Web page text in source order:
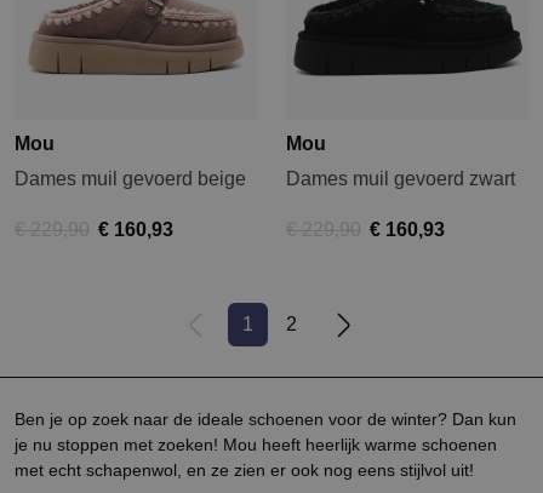
Ben je op zoek naar de ideale schoenen voor de winter? Dan kun
je nu stoppen met zoeken! Mou heeft heerlijk warme schoenen
met echt schapenwol, en ze zien er ook nog eens stijlvol uit!
Mou
Dames muil gevoerd beige
€ 229,90 € 160,93
Mou
Dames muil gevoerd zwart
€ 229,90 € 160,93
1 2